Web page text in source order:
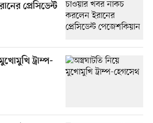
প্রেসিডেন্ট
ট্রাম্প-